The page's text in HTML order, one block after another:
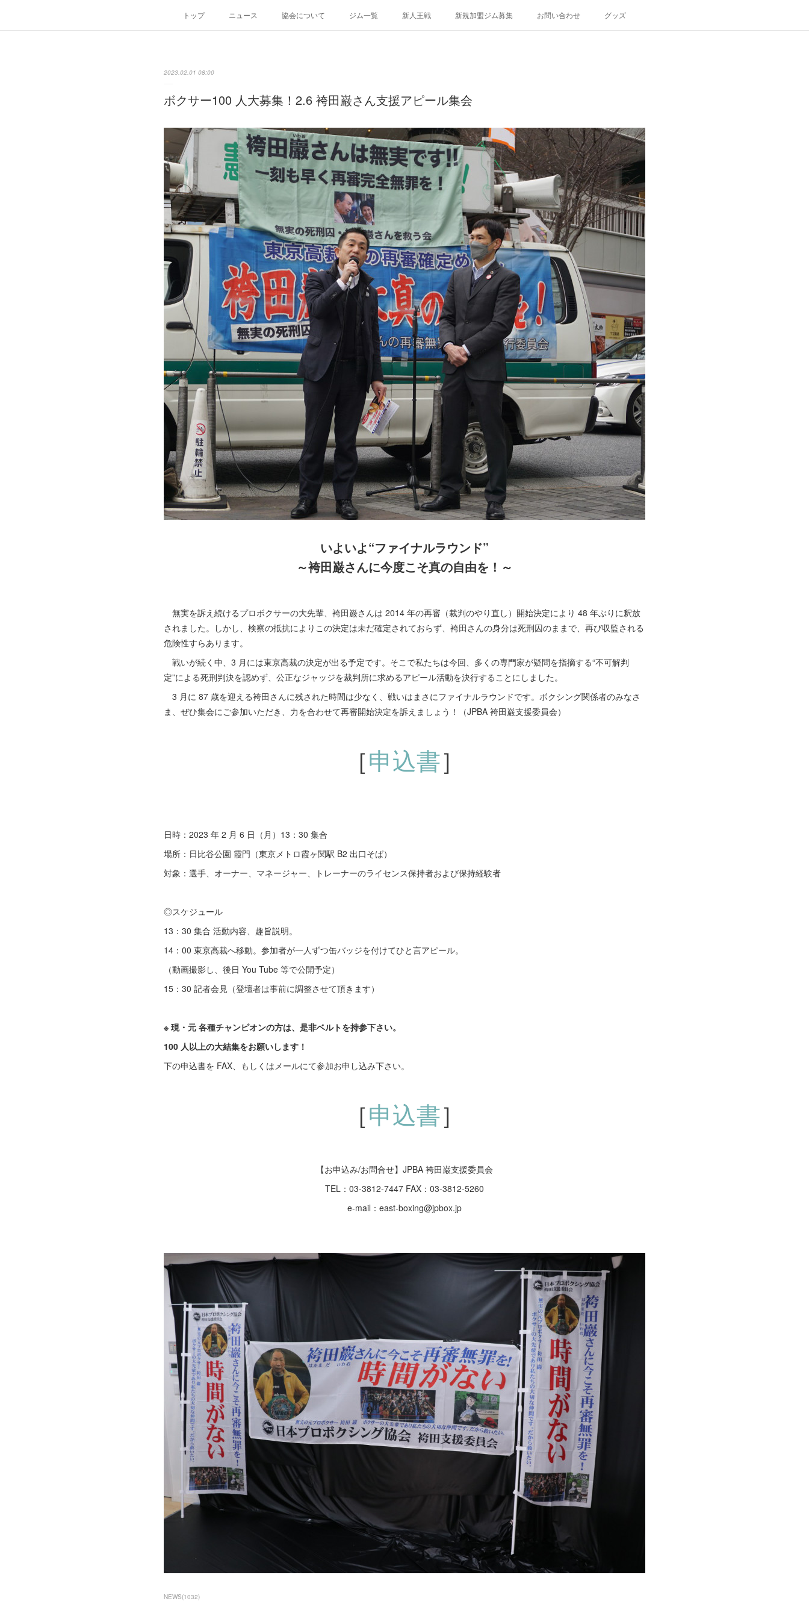
トップ ニュース 協会について ジム一覧 新人王戦 新規加盟ジム募集 お問い合わせ グッズ
2023.02.01 08:00
ボクサー100 人大募集！2.6 袴田巌さん支援アピール集会
いよいよ“ファイナルラウンド”
～袴田巌さんに今度こそ真の自由を！～
無実を訴え続けるプロボクサーの大先輩、袴田巌さんは 2014 年の再審（裁判のやり直し）開始決定により 48 年ぶりに釈放
されました。しかし、検察の抵抗によりこの決定は未だ確定されておらず、袴田さんの身分は死刑囚のままで、再び収監される
危険性すらあります。
戦いが続く中、3 月には東京高裁の決定が出る予定です。そこで私たちは今回、多くの専門家が疑問を指摘する“不可解判
定”による死刑判決を認めず、公正なジャッジを裁判所に求めるアピール活動を決行することにしました。
3 月に 87 歳を迎える袴田さんに残された時間は少なく、戦いはまさにファイナルラウンドです。ボクシング関係者のみなさ
ま、ぜひ集会にご参加いただき、力を合わせて再審開始決定を訴えましょう！（JPBA 袴田巌支援委員会）
［申込書］
日時：2023 年 2 月 6 日（月）13：30 集合
場所：日比谷公園 霞門（東京メトロ霞ヶ関駅 B2 出口そば）
対象：選手、オーナー、マネージャー、トレーナーのライセンス保持者および保持経験者
◎スケジュール
13：30 集合 活動内容、趣旨説明。
14：00 東京高裁へ移動。参加者が一人ずつ缶バッジを付けてひと言アピール。
（動画撮影し、後日 You Tube 等で公開予定）
15：30 記者会見（登壇者は事前に調整させて頂きます）
※ 現・元 各種チャンピオンの方は、是非ベルトを持参下さい。
100 人以上の大結集をお願いします！
下の申込書を FAX、もしくはメールにて参加お申し込み下さい。
［申込書］
【お申込み/お問合せ】JPBA 袴田巌支援委員会
TEL：03-3812-7447 FAX：03-3812-5260
e-mail：east-boxing@jpbox.jp
NEWS(1032)